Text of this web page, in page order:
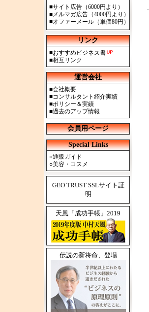
■サイト広告（6000円より）
■メルマガ広告（4000円より）
■オファーメール（単価80円）
リンク
■おすすめビジネス書
■相互リンク
運営会社
■会社概要
■コンサルタント紹介実績
■ポリシー＆実績
■過去のアップ情報
会員用ページ
Special Links
○通販ガイド
○美容・コスメ
GEO TRUST SSLサイト証
明
天風「成功手帳」2019
伝説の新将命、登場